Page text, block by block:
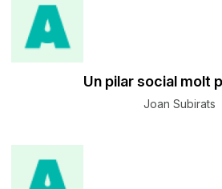
Un pilar social molt
Joan Subirats